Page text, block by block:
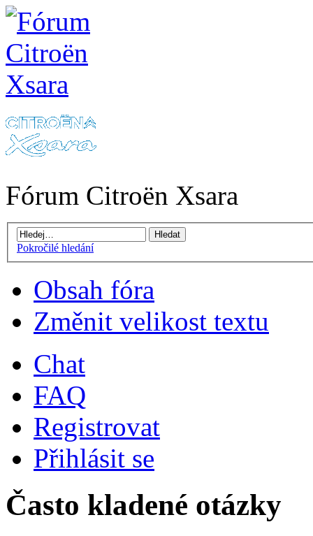
Fórum Citroën Xsara
Pokročilé hledání
Obsah fóra
Změnit velikost textu
Chat
FAQ
Registrovat
Přihlásit se
Často kladené otázky